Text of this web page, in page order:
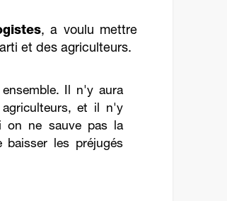
, a voulu mettre
et des agriculteurs.
Il n'y aura
et il n'y
on ne sauve pas la
les préjugés